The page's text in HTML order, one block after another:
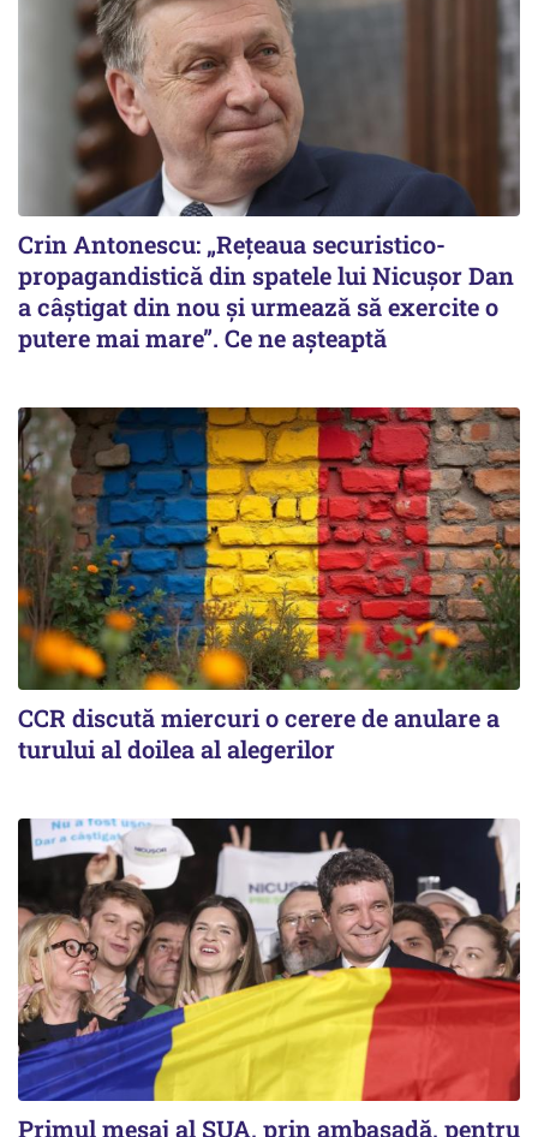
Crin Antonescu: „Rețeaua securistico-
propagandistică din spatele lui Nicușor Dan
a câștigat din nou și urmează să exercite o
putere mai mare”. Ce ne așteaptă
CCR discută miercuri o cerere de anulare a
turului al doilea al alegerilor
Primul mesaj al SUA, prin ambasadă, pentru